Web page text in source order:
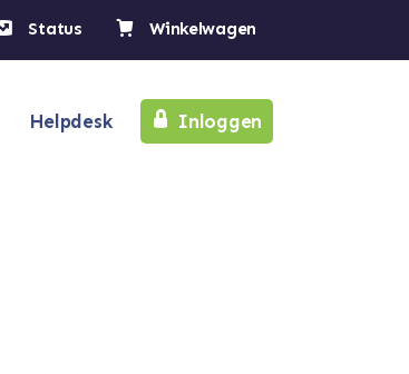
Status Winkelwagen
Helpdesk Inloggen